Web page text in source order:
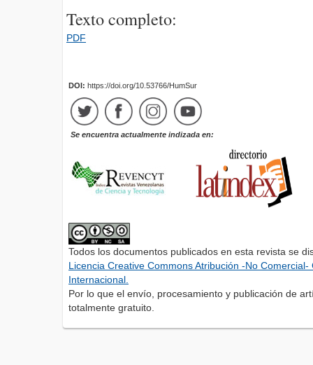
Texto completo:
PDF
DOI: https://doi.org/10.53766/HumSur
Se encuentra actualmente indizada en:
Todos los documentos publicados en esta revista se
Licencia Creative Commons Atribución -No
Internacional.
Por lo que el envío, procesamiento y publicación de
totalmente gratuito.